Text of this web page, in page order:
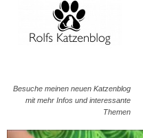
Besuche meinen neuen Katzenblog
mit mehr Infos und interessante
Themen